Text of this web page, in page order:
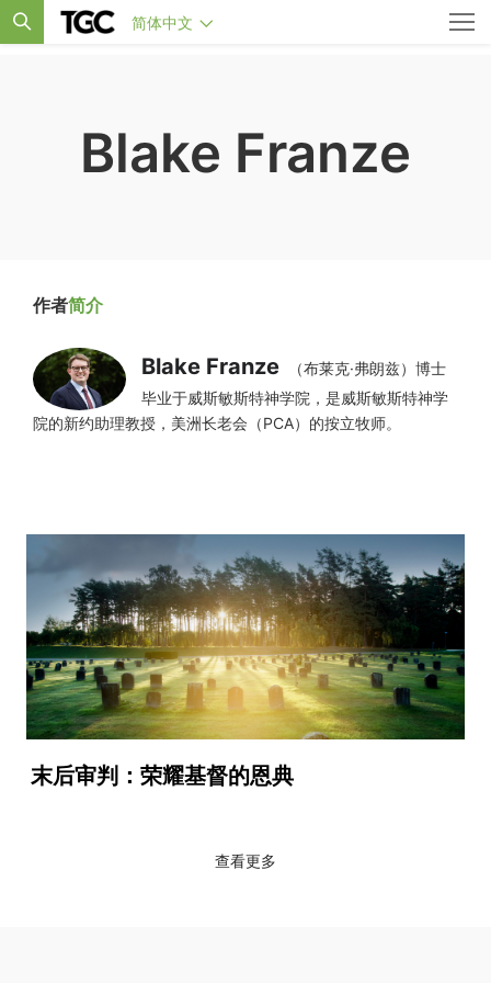
简体中文
Blake Franze
作者简介
Blake Franze
（布莱克·弗朗兹）博士
毕业于威斯敏斯特神学院，是威斯敏斯特神学
院的新约助理教授，美洲长老会（PCA）的按立牧师。
末后审判：荣耀基督的恩典
查看更多